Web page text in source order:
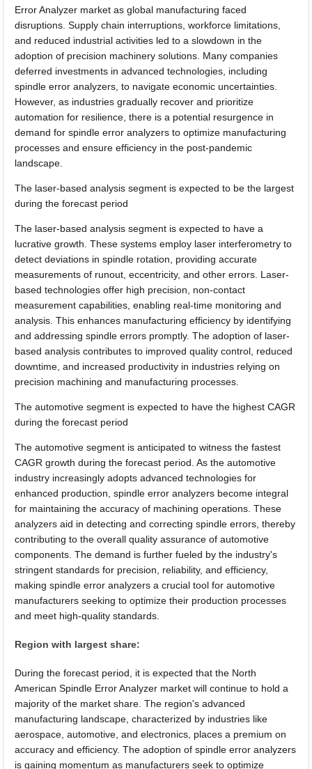
Error Analyzer market as global manufacturing faced
disruptions. Supply chain interruptions, workforce limitations,
and reduced industrial activities led to a slowdown in the
adoption of precision machinery solutions. Many companies
deferred investments in advanced technologies, including
spindle error analyzers, to navigate economic uncertainties.
However, as industries gradually recover and prioritize
automation for resilience, there is a potential resurgence in
demand for spindle error analyzers to optimize manufacturing
processes and ensure efficiency in the post-pandemic
landscape.
The laser-based analysis segment is expected to be the largest
during the forecast period
The laser-based analysis segment is expected to have a
lucrative growth. These systems employ laser interferometry to
detect deviations in spindle rotation, providing accurate
measurements of runout, eccentricity, and other errors. Laser-
based technologies offer high precision, non-contact
measurement capabilities, enabling real-time monitoring and
analysis. This enhances manufacturing efficiency by identifying
and addressing spindle errors promptly. The adoption of laser-
based analysis contributes to improved quality control, reduced
downtime, and increased productivity in industries relying on
precision machining and manufacturing processes.
The automotive segment is expected to have the highest CAGR
during the forecast period
The automotive segment is anticipated to witness the fastest
CAGR growth during the forecast period. As the automotive
industry increasingly adopts advanced technologies for
enhanced production, spindle error analyzers become integral
for maintaining the accuracy of machining operations. These
analyzers aid in detecting and correcting spindle errors, thereby
contributing to the overall quality assurance of automotive
components. The demand is further fueled by the industry's
stringent standards for precision, reliability, and efficiency,
making spindle error analyzers a crucial tool for automotive
manufacturers seeking to optimize their production processes
and meet high-quality standards.
Region with largest share:
During the forecast period, it is expected that the North
American Spindle Error Analyzer market will continue to hold a
majority of the market share. The region's advanced
manufacturing landscape, characterized by industries like
aerospace, automotive, and electronics, places a premium on
accuracy and efficiency. The adoption of spindle error analyzers
is gaining momentum as manufacturers seek to optimize